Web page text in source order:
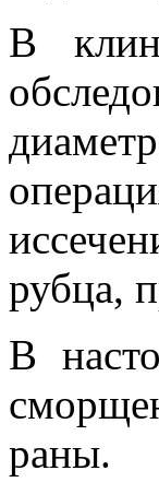
В
рубца,
В
раны.